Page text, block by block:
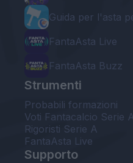
Guida per l'asta
FantaAsta Live
FantaAsta Buzz
Strumenti
Probabili formazioni
Voti Fantacalcio Serie
Rigoristi Serie A
FantaAsta Live
Supporto